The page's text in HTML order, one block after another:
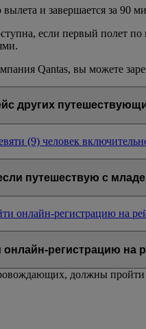
и завершается за 90
если первый полет
Qantas, вы можете
других
(9) человек
путешествую с
онлайн-регистрацию на
онлайн-регистрацию на
должны